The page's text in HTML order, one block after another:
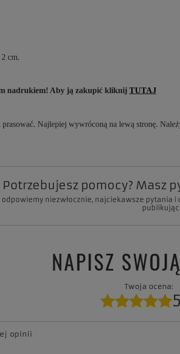
cm.
nadrukiem! Aby ją zakupić kliknij TUTAJ
Najlepiej wywróconą na lewą stronę.
Potrzebujesz pomocy? Masz
niezwłocznie, najciekawsze pytania i
NAPISZ
Twoja ocena:
opinii